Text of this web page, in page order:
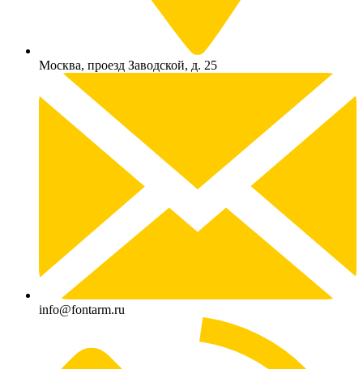
Москва, проезд Заводской, д. 25
info@fontarm.ru